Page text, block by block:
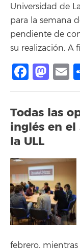
Universidad de
para la semana
pendiente de
su realización. A
Todas las
inglés en
la ULL
febrero,